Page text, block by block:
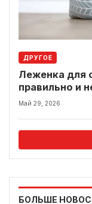
ДРУГОЕ
Леженка для
правильно и
Май 29, 2026
БОЛЬШЕ